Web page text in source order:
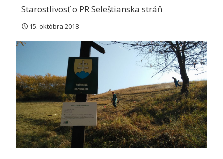
Starostlivosť o PR Seleštianska stráň
15. októbra 2018